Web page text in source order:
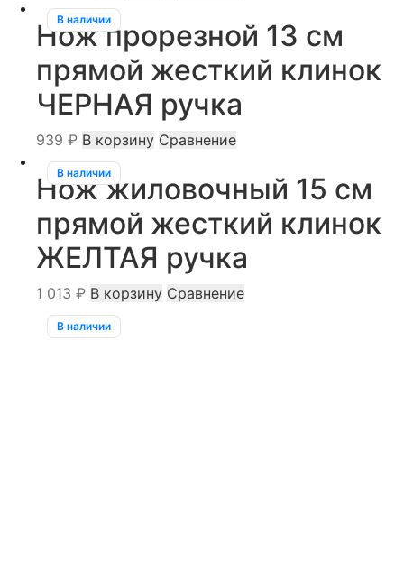
В наличии
Нож прорезной 13 см
прямой жесткий клинок
ЧЕРНАЯ ручка
939 ₽ В корзину Сравнение
В наличии
Нож жиловочный 15 см
прямой жесткий клинок
ЖЕЛТАЯ ручка
1 013 ₽ В корзину Сравнение
В наличии